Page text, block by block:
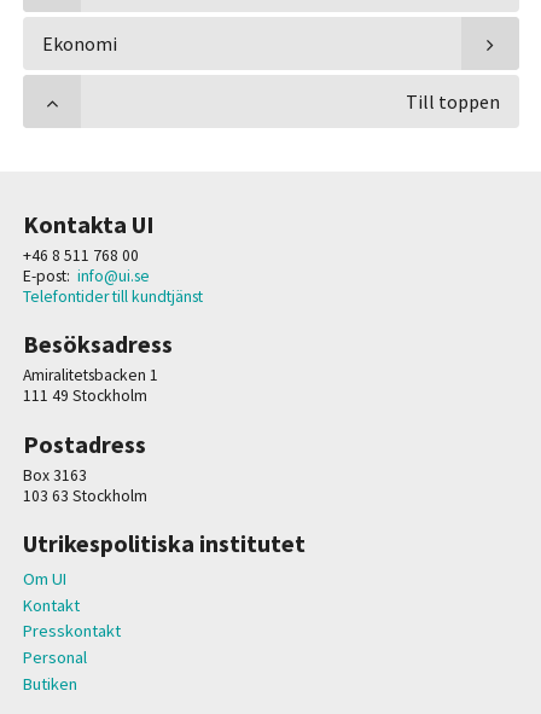
Ekonomi
Till toppen
Kontakta UI
+46 8 511 768 00
E-post: info@ui.se
Telefontider till kundtjänst
Besöksadress
Amiralitetsbacken 1
111 49 Stockholm
Postadress
Box 3163
103 63 Stockholm
Utrikespolitiska institutet
Om UI
Kontakt
Presskontakt
Personal
Butiken